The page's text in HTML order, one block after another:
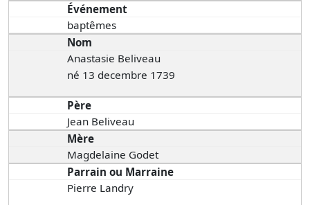
Événement
baptêmes
Nom
Anastasie Beliveau
né 13 decembre 1739
Père
Jean Beliveau
Mère
Magdelaine Godet
Parrain ou Marraine
Pierre Landry